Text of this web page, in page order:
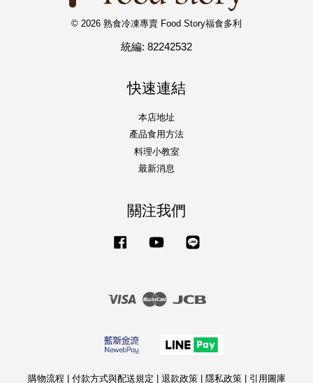
© 2026 熟食冷凍專賣 Food Story福食多利
統編: 82242532
快速連結
本店地址
產品食用方法
料理小教室
最新消息
關注我們
Facebook YouTube
Visa Master
購物流程 付款方式與配送規定 退款政策| 隱私政策| 引用圖庫